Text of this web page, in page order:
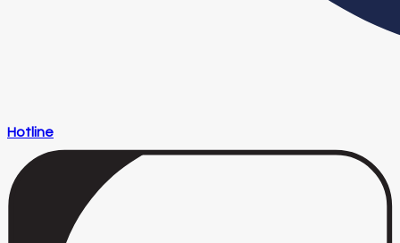
Hotline